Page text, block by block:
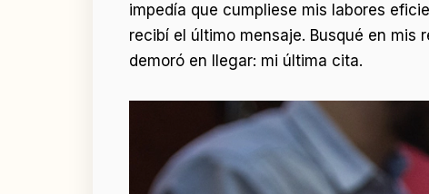
impedía que cumpliese mis labores
recibí el último mensaje. Busqué en mis
demoró en llegar: mi última cita.